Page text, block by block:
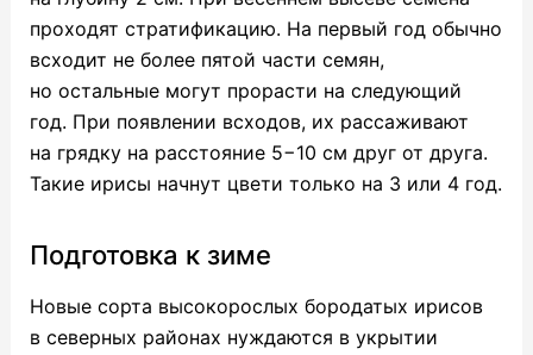
проходят стратификацию. На первый год обычно
всходит не более пятой части семян,
но остальные могут прорасти на следующий
год. При появлении всходов, их рассаживают
на грядку на расстояние 5−10 см друг от друга.
Такие ирисы начнут цвети только на 3 или 4 год.
Подготовка к зиме
Новые сорта высокорослых бородатых ирисов
в северных районах нуждаются в укрытии